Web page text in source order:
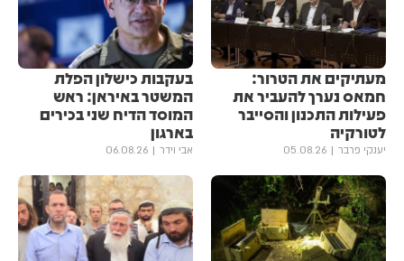
מעתיקים את הטרור:
חמאס נערך להעביר את
פעילות התכנון והסייבר
לטורקיה
יענקי פרבר 05.08.26
בעקבות כישלון הפלת
המשטר באיראן: ראש
המוסד הדיח שני בכירים
בארגון
אבי וידר 06.08.26